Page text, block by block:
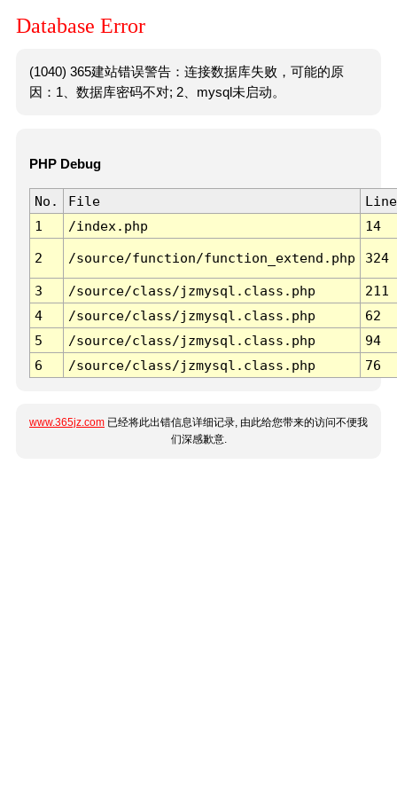
Database Error
(1040) 365建站错误警告：连接数据库失败，可能的原
因：1、数据库密码不对; 2、mysql未启动。
PHP Debug
No. File
Line
1
/index.php 14
2 /source/function/function_extend.php 324
3 /source/class/jzmysql.class.php
211
4
/source/class/jzmysql.class.php
62
5
/source/class/jzmysql.class.php
94
6
/source/class/jzmysql.class.php 76
www.365jz.com 已经将此出错信息详细记录, 由此给您带来的访问不便我
们深感歉意.